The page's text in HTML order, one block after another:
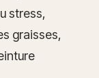
stress,
graisses,